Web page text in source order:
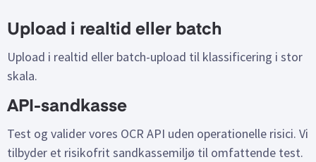
Upload i realtid eller batch
Upload i realtid eller batch-upload til klassificering i stor
skala.
API-sandkasse
Test og valider vores OCR API uden operationelle risici. Vi
tilbyder et risikofrit sandkassemiljø til omfattende test.